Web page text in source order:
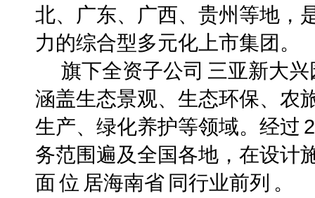
北、广东、广西、贵州等地，
力的综合型多元化上市集团。
旗下全资子公司 三亚新大
涵盖生态景观、生态环保、农
生产、绿化养护等领域。经过
务范围遍及全国各地，在设计
面位 居海南省 同行业前列 。